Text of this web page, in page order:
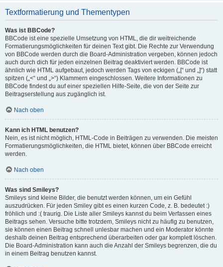
Textformatierung und Thementypen
Was ist BBCode?
BBCode ist eine spezielle Umsetzung von HTML, die dir weitreichende
Formatierungsmöglichkeiten für deinen Text gibt. Die Rechte zur Verwendung
von BBCode werden durch die Board-Administration vergeben, können jedoch
auch durch dich für jeden einzelnen Beitrag deaktiviert werden. BBCode ist
ähnlich wie HTML aufgebaut, jedoch werden Tags von eckigen („[“ und „]“) statt
spitzen („<“ und „>“) Klammern eingeschlossen. Weitere Informationen zu
BBCode findest du auf einer speziellen Hilfe-Seite, die von der Seite zur
Beitragserstellung aus zugänglich ist.
Nach oben
Kann ich HTML benutzen?
Nein, es ist nicht möglich, HTML-Code in Beiträgen zu verwenden. Die meisten
Formatierungsmöglichkeiten, die HTML bietet, können über BBCode erreicht
werden.
Nach oben
Was sind Smileys?
Smileys sind kleine Bilder, die benutzt werden können, um ein Gefühl
auszudrücken. Für jeden Smiley gibt es einen kurzen Code, z. B. bedeutet :)
fröhlich und :( traurig. Die Liste aller Smileys kannst du beim Verfassen eines
Beitrags sehen. Versuche bitte trotzdem, Smileys nicht zu häufig zu benutzen,
sie können einen Beitrag schnell unlesbar machen und ein Moderator könnte
deshalb deinen Beitrag entsprechend überarbeiten oder gar komplett löschen.
Die Board-Administration kann auch die Anzahl der Smileys begrenzen, die du
in einem Beitrag benutzen kannst.